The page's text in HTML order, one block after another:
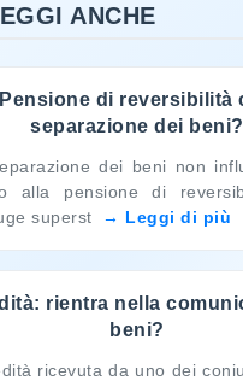
ANCHE
Pensione di reversibilità
separazione dei beni?
dei beni non
alla pensione di
superst
Leggi di più
rientra nella
beni?
ricevuta da uno dei